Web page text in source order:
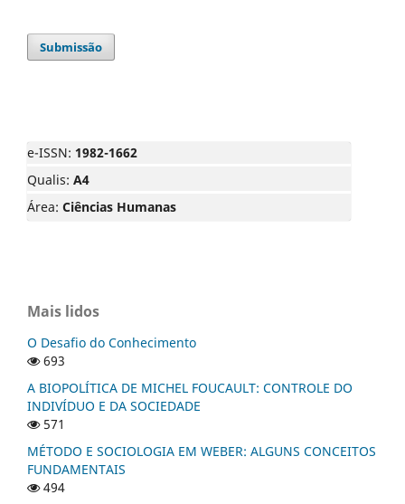
Submissão
e-ISSN: 1982-1662
Qualis: A4
Área: Ciências Humanas
Mais lidos
O Desafio do Conhecimento
693
A BIOPOLÍTICA DE MICHEL FOUCAULT: CONTROLE DO
INDIVÍDUO E DA SOCIEDADE
571
MÉTODO E SOCIOLOGIA EM WEBER: ALGUNS CONCEITOS
FUNDAMENTAIS
494